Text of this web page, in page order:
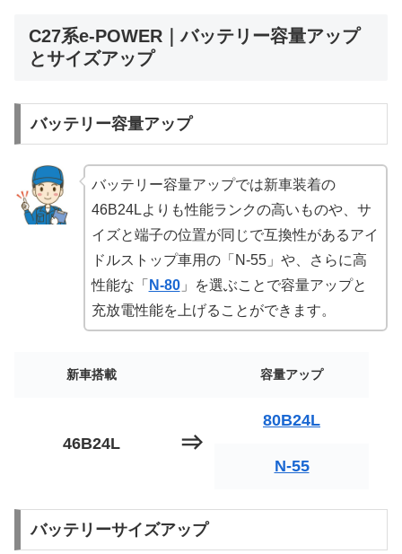
C27系e-POWER｜バッテリー容量アップ
とサイズアップ
バッテリー容量アップ
バッテリー容量アップでは新車装着の
46B24Lよりも性能ランクの高いものや、サ
イズと端子の位置が同じで互換性があるアイ
ドルストップ車用の「N-55」や、さらに高
性能な「 N-80」を選ぶことで容量アップと
充放電性能を上げることができます。
新車搭載 容量アップ
46B24L ⇒
80B24L
N-55
バッテリーサイズアップ